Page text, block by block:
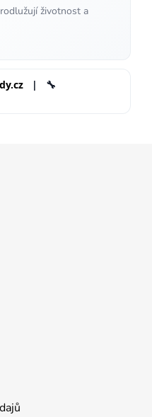
životnost a
| 🔧